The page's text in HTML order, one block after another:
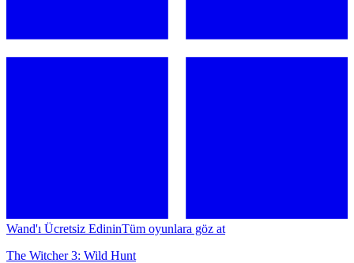
Wand'ı Ücretsiz EdininTüm oyunlara göz at
The Witcher 3: Wild Hunt